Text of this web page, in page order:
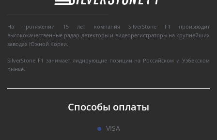
На протяжении 15 лет компания SilverStone F1 производит
высококачественные радар-детекторы и видеорегистраторы на крупнейших
заводах Южной Кореи.
SilverStone F1 занимает лидирующие позиции на Российском и Узбекском
рынке.
Способы оплаты
VISA